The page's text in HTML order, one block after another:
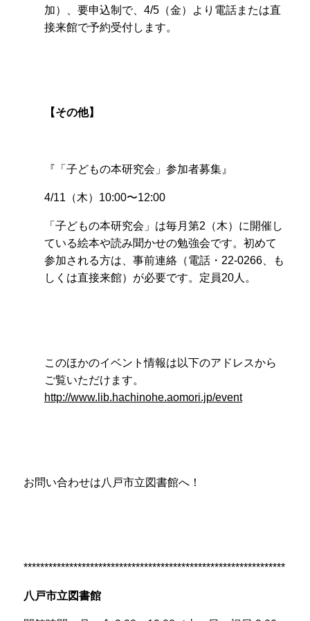
加）、要申込制で、4/5（金）より電話または直
接来館で予約受付します。
【その他】
『「子どもの本研究会」参加者募集』
4/11（木）10:00〜12:00
「子どもの本研究会」は毎月第2（木）に開催し
ている絵本や読み聞かせの勉強会です。初めて
参加される方は、事前連絡（電話・22-0266、も
しくは直接来館）が必要です。定員20人。
このほかのイベント情報は以下のアドレスから
ご覧いただけます。
http://www.lib.hachinohe.aomori.jp/event
お問い合わせは八戸市立図書館へ！
***************************************************************
八戸市立図書館